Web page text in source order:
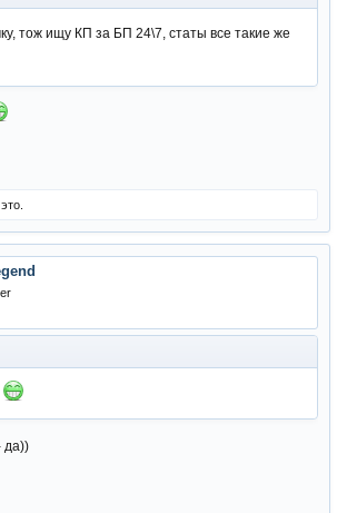
тож ищу КП за БП 24\7, статы все такие же
да))